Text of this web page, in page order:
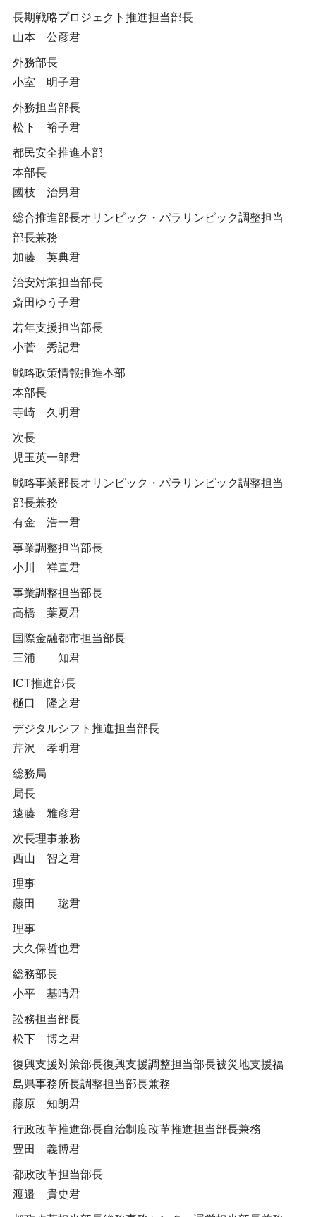
長期戦略プロジェクト推進担当部長
山本 公彦君
外務部長
小室 明子君
外務担当部長
松下 裕子君
都民安全推進本部
本部長
國枝 治男君
総合推進部長オリンピック・パラリンピック調整担当
部長兼務
加藤 英典君
治安対策担当部長
斎田ゆう子君
若年支援担当部長
小菅 秀記君
戦略政策情報推進本部
本部長
寺崎 久明君
次長
児玉英一郎君
戦略事業部長オリンピック・パラリンピック調整担当
部長兼務
有金 浩一君
事業調整担当部長
小川 祥直君
事業調整担当部長
高橋 葉夏君
国際金融都市担当部長
三浦 知君
ICT推進部長
樋口 隆之君
デジタルシフト推進担当部長
芹沢 孝明君
総務局
局長
遠藤 雅彦君
次長理事兼務
西山 智之君
理事
藤田 聡君
理事
大久保哲也君
総務部長
小平 基晴君
訟務担当部長
松下 博之君
復興支援対策部長復興支援調整担当部長被災地支援福
島県事務所長調整担当部長兼務
藤原 知朗君
行政改革推進部長自治制度改革推進担当部長兼務
豊田 義博君
都政改革担当部長
渡邉 貴史君